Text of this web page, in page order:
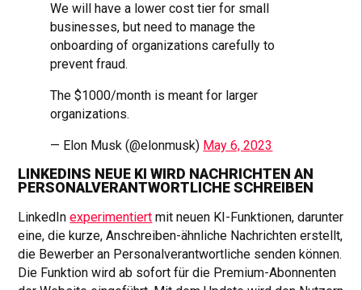
We will have a lower cost tier for small
businesses, but need to manage the
onboarding of organizations carefully to
prevent fraud.
The $1000/month is meant for larger
organizations.
— Elon Musk (@elonmusk) May 6, 2023
LINKEDINS NEUE KI WIRD NACHRICHTEN AN
PERSONALVERANTWORTLICHE SCHREIBEN
LinkedInexperimentiert mit neuen KI-Funktionen, darunter
eine, die kurze, Anschreiben-ähnliche Nachrichten erstellt,
die Bewerber an Personalverantwortliche senden können.
Die Funktion wird ab sofort für die Premium-Abonnenten